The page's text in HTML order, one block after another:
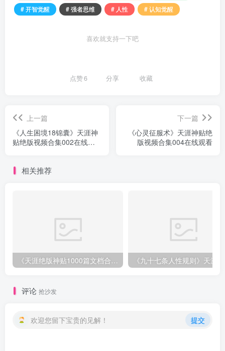
# 开智觉醒
# 强者思维 # 人性 # 认知觉醒
喜欢就支持一下吧
点赞6 分享 收藏
上一篇
《人生困境18锦囊》天涯神
贴绝版视频合集002在线观
下一篇
《心灵征服术》天涯神贴绝
版视频合集004在线观看
相关推荐
《天涯绝版神贴1000篇文档合集》深度挖掘神仙级资源下载
评论 抢沙发
欢迎您留下宝贵的见解！ 提交